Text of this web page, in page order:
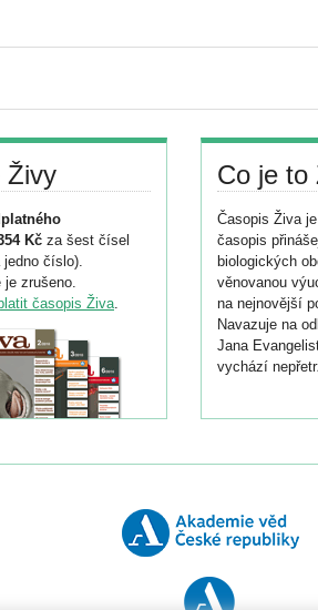
Živy
Kč za šest čísel
číslo).
je zrušeno.
časopis Živa.
Co je to
Časopis Živa
časopis
biologických
věnovanou
na nejnovější
Navazuje na
Jana
vychází